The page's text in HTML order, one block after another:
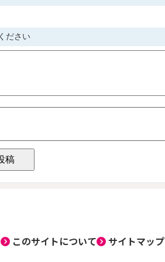
このサイトについて サイトマップ